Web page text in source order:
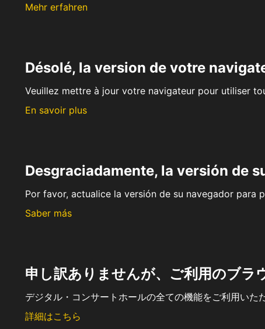
Mehr erfahren
Désolé, la version de votre
Veuillez mettre à jour votre navigateur pour utiliser
En savoir plus
Desgraciadamente, la versión de
Por favor, actualice la versión de su navegador
Saber más
申し訳ありませんが、ご利用のブラ
デジタル・コンサートホールの全ての機能をご利用いた
詳細はこちら